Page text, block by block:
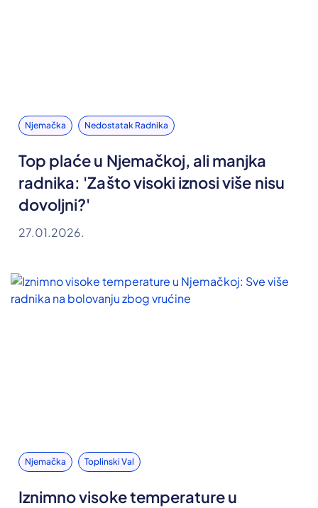
Njemačka Nedostatak Radnika
Top plaće u Njemačkoj, ali manjka
radnika: 'Zašto visoki iznosi više nisu
dovoljni?'
27.01.2026.
Njemačka Toplinski Val
Iznimno visoke temperature u